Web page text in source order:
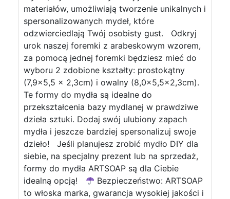
materiałów, umożliwiają tworzenie unikalnych i
spersonalizowanych mydeł, które
odzwierciedlają Twój osobisty gust. Odkryj
urok naszej foremki z arabeskowym wzorem,
za pomocą jednej foremki będziesz mieć do
wyboru 2 zdobione kształty: prostokątny
(7,9×5,5 x 2,3cm) i owalny (8,0×5,5×2,3cm).
Te formy do mydła są idealne do
przekształcenia bazy mydlanej w prawdziwe
dzieła sztuki. Dodaj swój ulubiony zapach
mydła i jeszcze bardziej spersonalizuj swoje
dzieło! Jeśli planujesz zrobić mydło DIY dla
siebie, na specjalny prezent lub na sprzedaż,
formy do mydła ARTSOAP są dla Ciebie
idealną opcją!
Bezpieczeństwo: ARTSOAP
to włoska marka, gwarancja wysokiej jakości i